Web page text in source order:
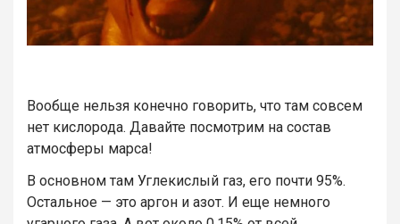
Вообще нельзя конечно говорить, что там совсем
нет кислорода. Давайте посмотрим на состав
атмосферы марса!
В основном там Углекислый газ, его почти 95%.
Остальное — это аргон и азот. И еще немного